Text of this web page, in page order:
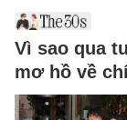
Vì sao qua
mơ hồ về